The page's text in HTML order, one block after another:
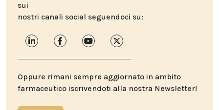
sui
nostri canali social seguendoci su:
Oppure rimani sempre aggiornato in ambito
farmaceutico iscrivendoti alla nostra Newsletter!